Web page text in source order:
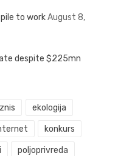
to workAugust 8,
despite $225mn
ekologija
konkurs
poljoprivreda